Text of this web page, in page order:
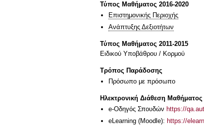
Τύπος Μαθήματος 2016-2020
Επιστημονικής Περιοχής
Ανάπτυξης Δεξιοτήτων
Τύπος Μαθήματος 2011-2015
Ειδικού Υποβάθρου / Κορμού
Τρόπος Παράδοσης
Πρόσωπο με πρόσωπο
Ηλεκτρονική Διάθεση Μαθήματος
e-Οδηγός Σπουδών https://
eLearning (Moodle): https://